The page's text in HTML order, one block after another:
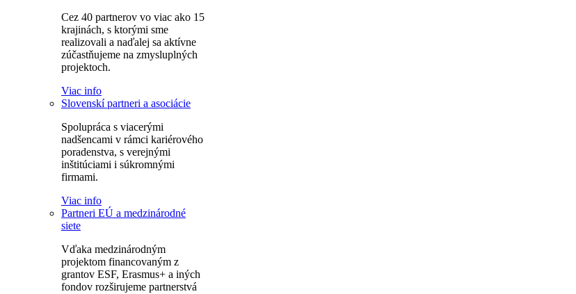
Cez 40 partnerov vo viac ako 15
krajinách, s ktorými sme
realizovali a naďalej sa aktívne
zúčastňujeme na zmysluplných
projektoch.
Viac info
Slovenskí partneri a asociácie
Spolupráca s viacerými
nadšencami v rámci kariérového
poradenstva, s verejnými
inštitúciami i súkromnými
firmami.
Viac info
Partneri EÚ a medzinárodné
siete
Vďaka medzinárodným
projektom financovaným z
grantov ESF, Erasmus+ a iných
fondov rozširujeme partnerstvá